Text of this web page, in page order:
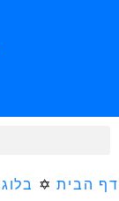
דף הבית✡️ בלוג